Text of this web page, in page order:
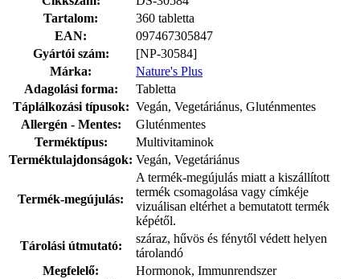
Tartalom:
360 tabletta
EAN:
097467305847
Gyártói szám:
[NP-30584]
Márka:
Nature's Plus
Adagolási forma:
Tabletta
Táplálkozási típusok: Vegán, Vegetáriánus, Gluténmentes
Allergén - Mentes:
Gluténmentes
Terméktípus:
Multivitaminok
Terméktulajdonságok: Vegán, Vegetáriánus
Termék-megújulás:
A termék-megújulás miatt a kiszállított
termék csomagolása vagy címkéje
vizuálisan eltérhet a bemutatott termék
képétől.
Tárolási útmutató:
száraz, hűvös és fénytől védett helyen
tárolandó
Megfelelő:
Hormonok, Immunrendszer